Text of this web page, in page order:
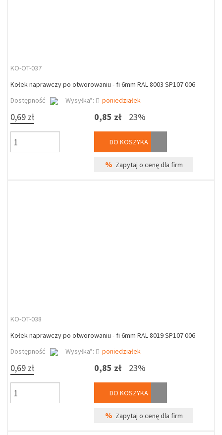
KO-OT-037
Kołek naprawczy po otworowaniu - fi 6mm RAL 8003 SP107 006
Dostępność
Wysyłka*: poniedziałek
0,69 zł 0,85 zł 23%
DO KOSZYKA
% Zapytaj o cenę dla firm
KO-OT-038
Kołek naprawczy po otworowaniu - fi 6mm RAL 8019 SP107 006
Dostępność
Wysyłka*: poniedziałek
0,69 zł 0,85 zł 23%
DO KOSZYKA
% Zapytaj o cenę dla firm